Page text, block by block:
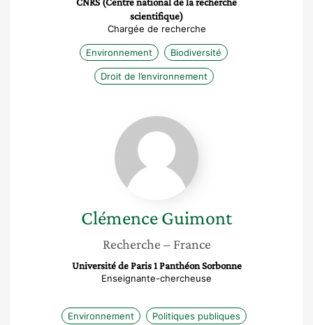
scientifique)
Chargée de recherche
Environnement Biodiversité
Droit de l’environnement
Clémence
Guimont
ClémenceGuimont
Recherche – France
Université de Paris 1 Panthéon Sorbonne
Enseignante-chercheuse
Environnement Politiques publiques